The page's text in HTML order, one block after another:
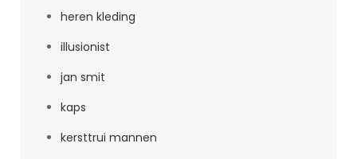
heren kleding
illusionist
jan smit
kaps
kersttrui mannen